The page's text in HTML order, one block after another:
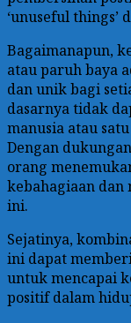
‘unuseful things’
Bagaimanapun,
atau paruh baya
dan unik bagi
dasarnya tidak
manusia atau
Dengan
orang
kebahagiaan dan
ini.
Sejatinya,
ini dapat
untuk mencapai
positif dalam